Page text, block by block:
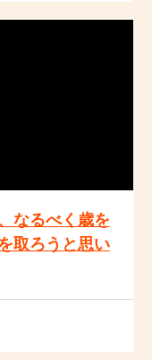
なるべく歳を
取ろうと思い